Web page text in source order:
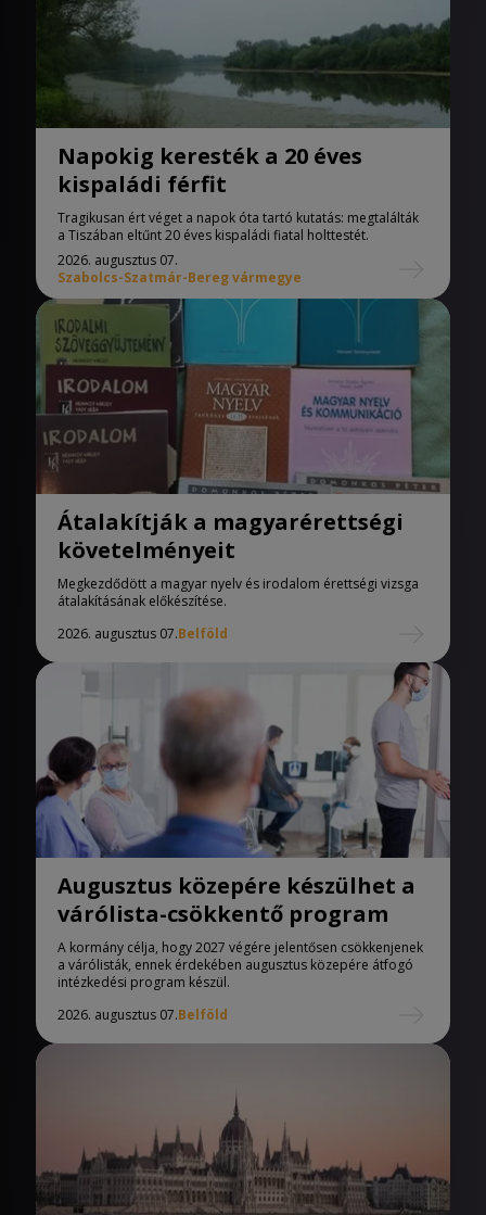
Napokig keresték a 20 éves
kispaládi férfit
Tragikusan ért véget a napok óta tartó kutatás: megtalálták
a Tiszában eltűnt 20 éves kispaládi fiatal holttestét.
2026. augusztus 07.
Szabolcs-Szatmár-Bereg vármegye
Átalakítják a magyarérettségi
követelményeit
Megkezdődött a magyar nyelv és irodalom érettségi vizsga
átalakításának előkészítése.
2026. augusztus 07.Belföld
Augusztus közepére készülhet a
várólista-csökkentő program
A kormány célja, hogy 2027 végére jelentősen csökkenjenek
a várólisták, ennek érdekében augusztus közepére átfogó
intézkedési program készül.
2026. augusztus 07.Belföld